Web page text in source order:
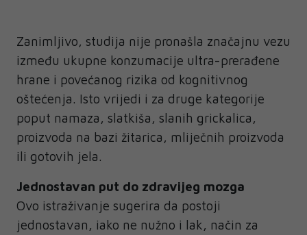
Zanimljivo, studija nije pronašla značajnu vezu
između ukupne konzumacije ultra-prerađene
hrane i povećanog rizika od kognitivnog
oštećenja. Isto vrijedi i za druge kategorije
poput namaza, slatkiša, slanih grickalica,
proizvoda na bazi žitarica, mliječnih proizvoda
ili gotovih jela.
Jednostavan put do zdravijeg mozga
Ovo istraživanje sugerira da postoji
jednostavan, iako ne nužno i lak, način za